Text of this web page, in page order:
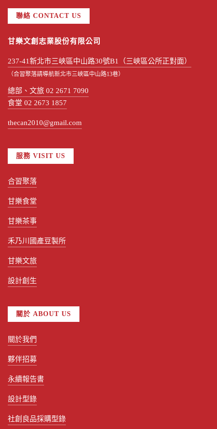
聯絡 CONTACT US
甘樂文創志業股份有限公司
237-41新北市三峽區中山路30號B1（三峽區公所正對面）
（合習聚落請導航新北市三峽區中山路13巷）
總部、文旅 02 2671 7090
食堂 02 2673 1857
thecan2010@gmail.com
服務 VISIT US
合習聚落
甘樂食堂
甘樂茶事
禾乃川國產豆製所
甘樂文旅
設計創生
關於 ABOUT US
關於我們
夥伴招募
永續報告書
設計型錄
社創良品採購型錄